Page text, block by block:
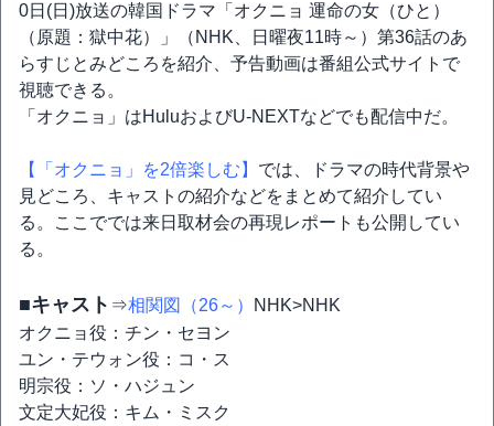
0日(日)放送の韓国ドラマ「オクニョ 運命の女（ひと）
（原題：獄中花）」（NHK、日曜夜11時～）第36話のあ
らすじとみどころを紹介、予告動画は番組公式サイトで
視聴できる。
「オクニョ」はHuluおよびU-NEXTなどでも配信中だ。
【「オクニョ」を2倍楽しむ】 では、ドラマの時代背景や
見どころ、キャストの紹介などをまとめて紹介してい
る。ここででは来日取材会の再現レポートも公開してい
る。
■キャスト ⇒相関図（26～）
NHK>NHK
オクニョ役：チン・セヨン
ユン・テウォン役：コ・ス
明宗役：ソ・ハジュン
文定大妃役：キム・ミスク